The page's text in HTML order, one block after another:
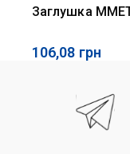
Заглушка
106,08 грн